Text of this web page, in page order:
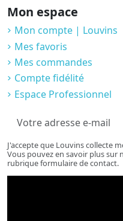
Mon espace
Mon compte | Louvins
Mes favoris
Mes commandes
Compte fidélité
Espace Professionnel
J'accepte que Louvins collecte
Vous pouvez en savoir plus
rubrique formulaire de contact.